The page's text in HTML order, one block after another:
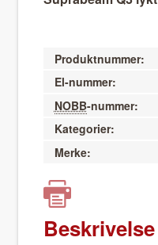
Produktnummer:
El-nummer:
NOBB-nummer:
Kategorier:
Merke:
Beskrivelse